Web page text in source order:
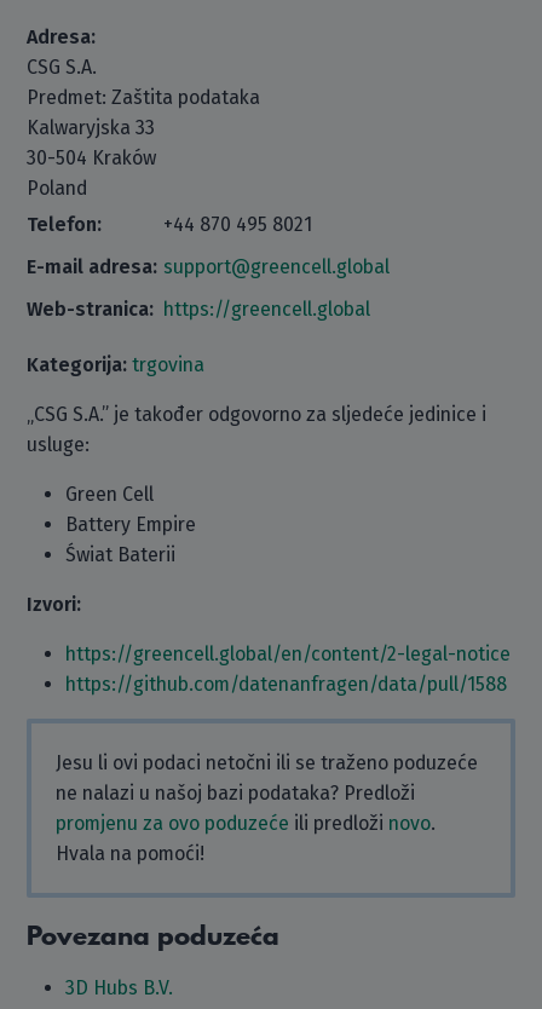
Adresa:
CSG S.A.
Predmet: Zaštita podataka
Kalwaryjska 33
30-504 Kraków
Poland
Telefon:
+44 870 495 8021
E-mail adresa: support@greencell.global
Web-stranica: https://greencell.global
Kategorija: trgovina
„CSG S.A.” je također odgovorno za sljedeće jedinice i
usluge:
Green Cell
Battery Empire
Świat Baterii
Izvori:
https://greencell.global/en/content/2-legal-notice
https://github.com/datenanfragen/data/pull/1588
Jesu li ovi podaci netočni ili se traženo poduzeće
ne nalazi u našoj bazi podataka? Predloži
promjenu za ovo poduzeće ili predloži novo.
Hvala na pomoći!
Povezana poduzeća
3D Hubs B.V.